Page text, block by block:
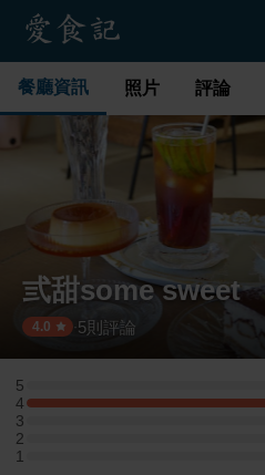
餐廳資訊 照片 評論
弎甜some sweet
4.0 ·5則評論
5
5 星：0 則評論
4
4 星：1 則評論
3
3 星：0 則評論
2
2 星：0 則評論
1
1 星：0 則評論